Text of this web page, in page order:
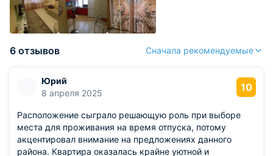
6 отзывов Сначала рекомендуемые
Юрий
8 апреля 2025
10
Расположение сыграло решающую роль при выборе
места для проживания на время отпуска, потому
акцентировал внимание на предложениях данного
района. Квартира оказалась крайне уютной и